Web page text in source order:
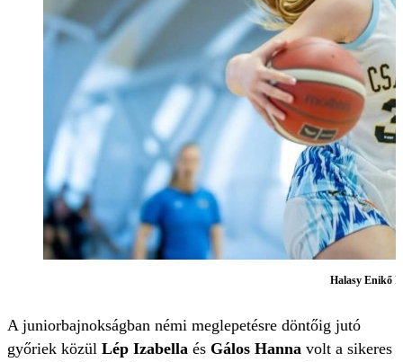
Halasy Enikő
A juniorbajnokságban némi meglepetésre döntőig jutó
győriek közül Lép Izabella és Gálos Hanna volt a sikeres